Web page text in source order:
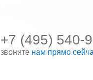
+7 (495) 540-
звоните нам прямо